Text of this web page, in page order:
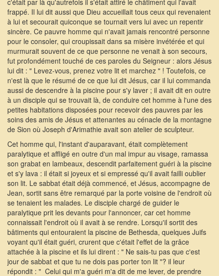
c'était par là qu'autrefois il s'était attiré le châtiment qui l'avait
frappé. Il lui dit aussi que Dieu accueillait tous ceux qui revenaient
à lui et secourait quiconque se tournait vers lui avec un repentir
sincère. Ce pauvre homme qui n'avait jamais rencontré personne
pour le consoler, qui croupissait dans sa misère invétérée et qui
murmurait souvent de ce que personne ne venait à son secours,
fut profondément touché de ces paroles du Seigneur : alors Jésus
lui dit : " Levez-vous, prenez votre lit et marchez " ! Toutefois, ce
n'est là que le résumé de ce que lui dit Jésus, car il lui commanda
aussi de descendre à la piscine pour s'y laver ; il avait dit en outre
à un disciple qui se trouvait là, de conduire cet homme à l'une des
petites habitations disposées pour recevoir des pauvres par les
soins des amis de Jésus et attenantes au cénacle de la montagne
de Sion où Joseph d'Arimathie avait son atelier de sculpteur.
Cet homme qui, l'instant d'auparavant, était complètement
paralytique et affligé en outre d'un mal impur au visage, ramassa
son grabat en lambeaux, descendit parfaitement guéri à la piscine
et s'y lava : il était si joyeux et si empressé qu'il avait failli oublier
son lit. Le sabbat était déjà commencé, et Jésus, accompagne de
Jean, sortit sans être remarqué par la porte voisine de l'endroit où
se tenaient les malades. Le disciple chargé de guider le
paralytique prit les devants pour l'annoncer, car cet homme
connaissait l'endroit où il avait à se rendre. Lorsqu'il sortit des
bâtiments qui entouraient la piscine de Bethesda, quelques Juifs
voyant qu'il était guéri, crurent que c'était l'effet de la grâce
attachée à la piscine et ils lui dirent : " Ne sais-tu pas que c'est
jour de sabbat et que tu ne dois pas porter ton lit "? il leur
répondit : " Celui qui m'a guéri m'a dit de me lever, de prendre